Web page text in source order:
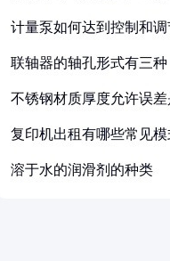
计量泵如何达到控制和
联轴器的轴孔形式有三
不锈钢材质厚度允许误
复印机出租有哪些常见模
溶于水的润滑剂的种类